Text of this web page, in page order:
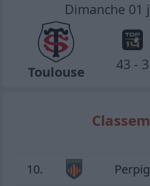
Dimanche 01
Toulouse 43 - 3
10.